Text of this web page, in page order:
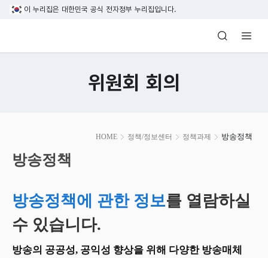
본문 바로가기
이 누리집은 대한민국 공식 전자정부 누리집입니다.
방송미디어통신위원회 Korea Media
위원회 회의
HOME 정책/정보센터 정책과제 방송정책
시
작
방송정책
방송정책에 관한 정보를 열람하실
수 있습니다.
방송의 공공성, 공익성 향상을 위해 다양한 방송매체